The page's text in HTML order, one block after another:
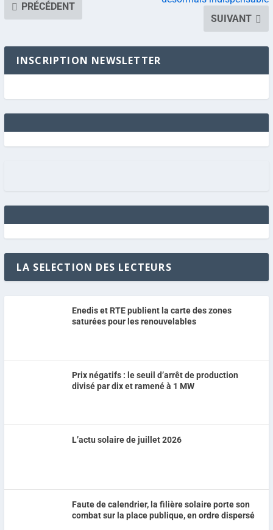
PRÉCÉDENT
SUIVANT
INSCRIPTION NEWSLETTER
LA SELECTION DES LECTEURS
Enedis et RTE publient la carte des zones
saturées pour les renouvelables
Prix négatifs : le seuil d’arrêt de production
divisé par dix et ramené à 1 MW
L’actu solaire de juillet 2026
Faute de calendrier, la filière solaire porte son
combat sur la place publique, en ordre dispersé